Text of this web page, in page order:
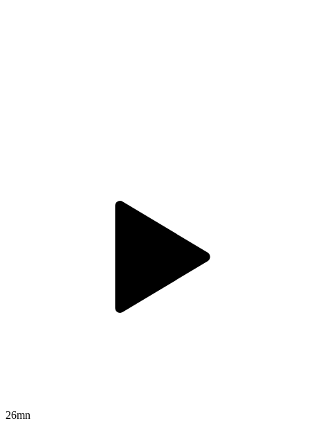
26mn